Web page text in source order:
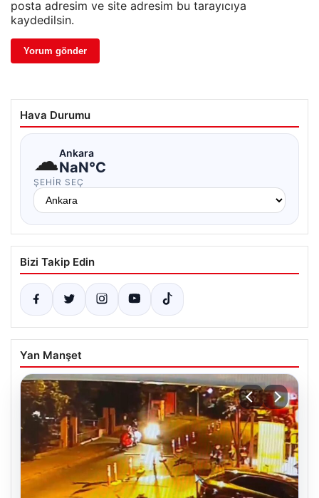
posta adresim ve site adresim bu tarayıcıya
kaydedilsin.
Hava Durumu
☁Ankara
NaN°C
ŞEHIR SEÇ
Bizi Takip Edin
Yan Manşet